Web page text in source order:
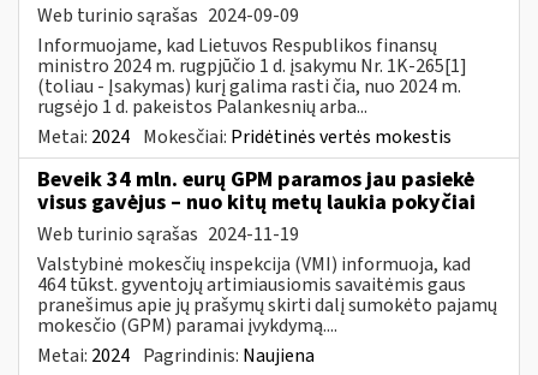
Web turinio sąrašas 2024-09-09
Informuojame, kad Lietuvos Respublikos finansų
ministro 2024 m. rugpjūčio 1 d. įsakymu Nr. 1K-265[1]
(toliau - Įsakymas) kurį galima rasti čia, nuo 2024 m.
rugsėjo 1 d. pakeistos Palankesnių arba...
Metai: 2024 Mokesčiai: Pridėtinės vertės mokestis
Beveik 34 mln. eurų GPM paramos jau pasiekė
visus gavėjus – nuo kitų metų laukia pokyčiai
Web turinio sąrašas 2024-11-19
Valstybinė mokesčių inspekcija (VMI) informuoja, kad
464 tūkst. gyventojų artimiausiomis savaitėmis gaus
pranešimus apie jų prašymų skirti dalį sumokėto pajamų
mokesčio (GPM) paramai įvykdymą....
Metai: 2024 Pagrindinis: Naujiena